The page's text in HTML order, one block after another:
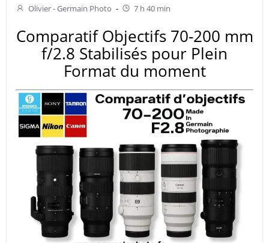
Olivier - Germain Photo - 7 h 40 min
Comparatif Objectifs 70-200 mm
f/2.8 Stabilisés pour Plein
Format du moment